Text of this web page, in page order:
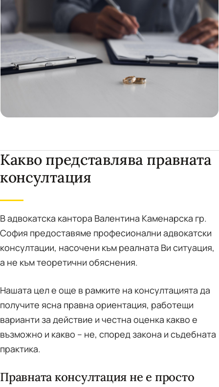
Какво представлява правната
консултация
В адвокатска кантора Валентина Каменарска гр.
София предоставяме професионални адвокатски
консултации, насочени към реалната Ви ситуация,
а не към теоретични обяснения.
Нашата цел е още в рамките на консултацията да
получите ясна правна ориентация, работещи
варианти за действие и честна оценка какво е
възможно и какво – не, според закона и съдебната
практика.
Правната консултация не е просто